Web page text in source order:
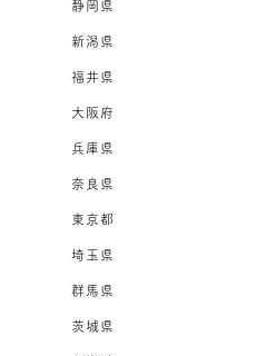
静岡県
新潟県
福井県
大阪府
兵庫県
奈良県
東京都
埼玉県
群馬県
茨城県